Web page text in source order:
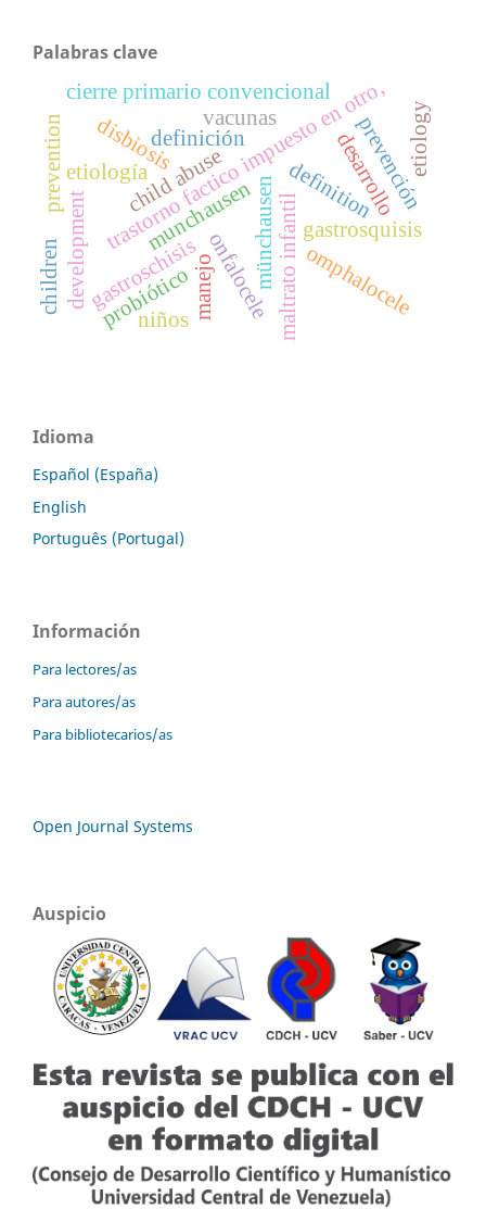
Palabras clave
munchausen
trastorno factico impuesto en otro,
maltrato infantil
münchausen
child abuse
gastrosquisis
onfalocele
cierre primario convencional
gastroschisis omphalocele
desarrollo
definición
etiología
prevención
manejo
development
definition
etiology
prevention
probiótico
disbiosis
niños
children
vacunas
Idioma
Español (España)
English
Português (Portugal)
Información
Para lectores/as
Para autores/as
Para bibliotecarios/as
Open Journal Systems
Auspicio